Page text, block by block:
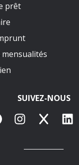
prêt
SUIVEZ-NOUS
Instagram
X